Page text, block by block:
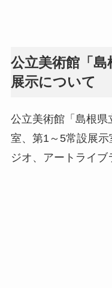
公立美術館「島
展示について
公立美術館「島根
室、第1～5常設展
ジオ、アートライブ